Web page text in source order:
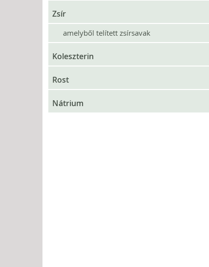
Zsír
amelyből telített zsírsavak
Koleszterin
Rost
Nátrium